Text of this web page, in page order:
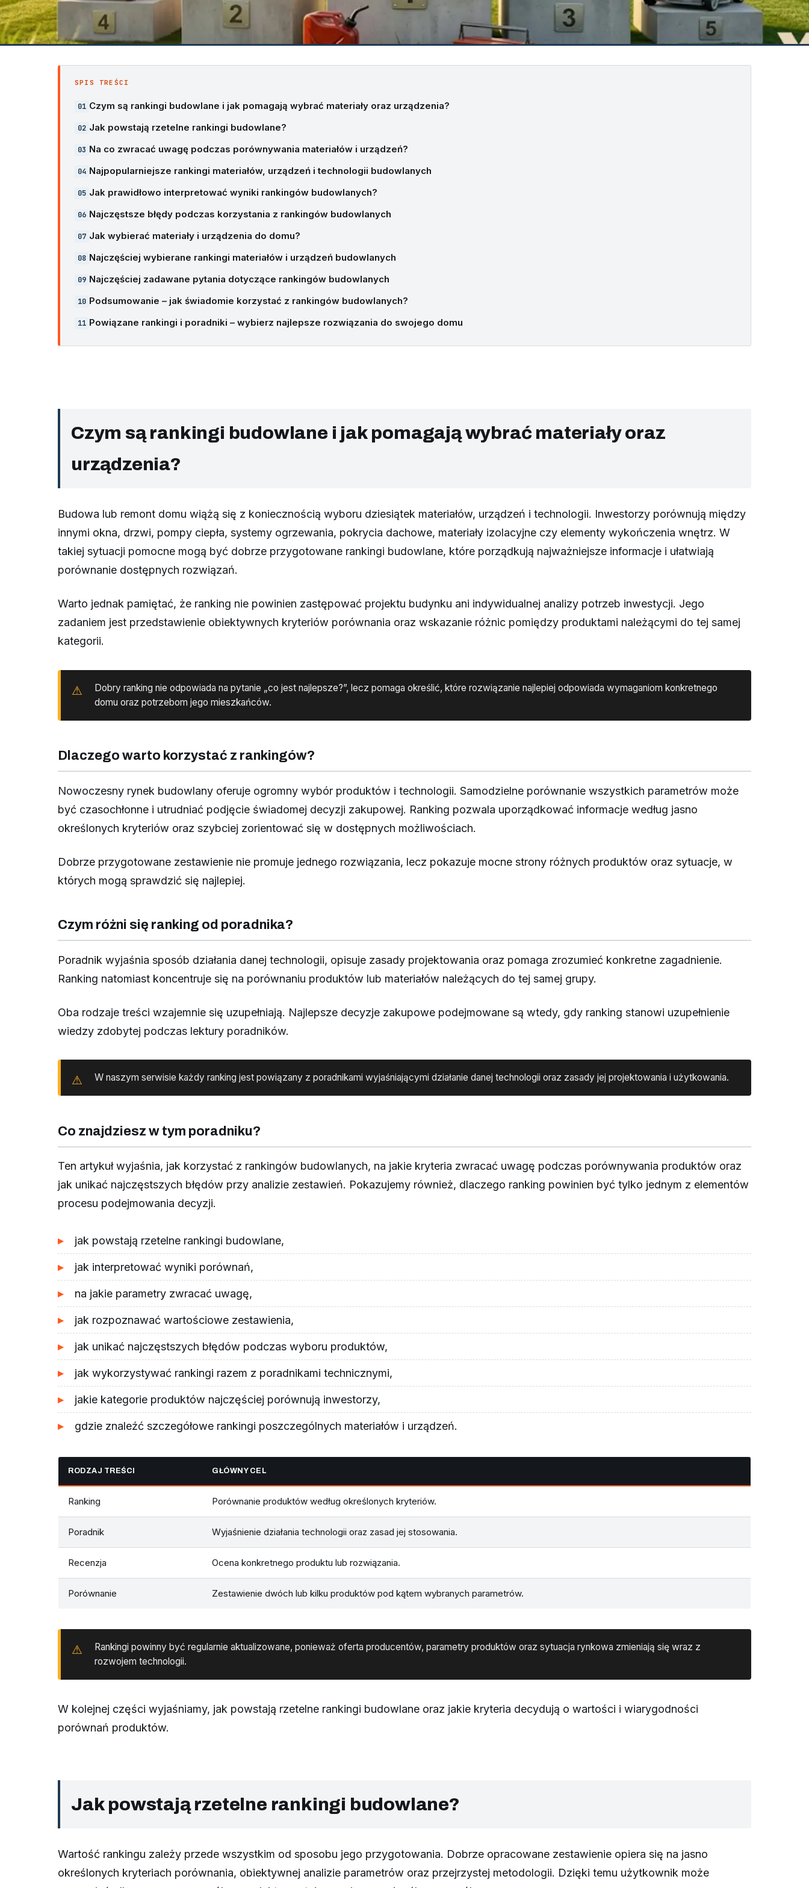
SPIS TREŚCI
Czym są rankingi budowlane i jak pomagają wybrać materiały oraz urządzenia?
Jak powstają rzetelne rankingi budowlane?
Na co zwracać uwagę podczas porównywania materiałów i urządzeń?
Najpopularniejsze rankingi materiałów, urządzeń i technologii budowlanych
Jak prawidłowo interpretować wyniki rankingów budowlanych?
Najczęstsze błędy podczas korzystania z rankingów budowlanych
Jak wybierać materiały i urządzenia do domu?
Najczęściej wybierane rankingi materiałów i urządzeń budowlanych
Najczęściej zadawane pytania dotyczące rankingów budowlanych
Podsumowanie – jak świadomie korzystać z rankingów budowlanych?
Powiązane rankingi i poradniki – wybierz najlepsze rozwiązania do swojego domu
Czym są rankingi budowlane i jak pomagają wybrać materiały oraz
urządzenia?
Budowa lub remont domu wiążą się z koniecznością wyboru dziesiątek materiałów, urządzeń i technologii. Inwestorzy porównują między
innymi okna, drzwi, pompy ciepła, systemy ogrzewania, pokrycia dachowe, materiały izolacyjne czy elementy wykończenia wnętrz. W
takiej sytuacji pomocne mogą być dobrze przygotowane rankingi budowlane, które porządkują najważniejsze informacje i ułatwiają
porównanie dostępnych rozwiązań.
Warto jednak pamiętać, że ranking nie powinien zastępować projektu budynku ani indywidualnej analizy potrzeb inwestycji. Jego
zadaniem jest przedstawienie obiektywnych kryteriów porównania oraz wskazanie różnic pomiędzy produktami należącymi do tej samej
kategorii.
Dobry ranking nie odpowiada na pytanie „co jest najlepsze?”, lecz pomaga określić, które rozwiązanie najlepiej odpowiada wymaganiom konkretnego
domu oraz potrzebom jego mieszkańców.
Dlaczego warto korzystać z rankingów?
Nowoczesny rynek budowlany oferuje ogromny wybór produktów i technologii. Samodzielne porównanie wszystkich parametrów może
być czasochłonne i utrudniać podjęcie świadomej decyzji zakupowej. Ranking pozwala uporządkować informacje według jasno
określonych kryteriów oraz szybciej zorientować się w dostępnych możliwościach.
Dobrze przygotowane zestawienie nie promuje jednego rozwiązania, lecz pokazuje mocne strony różnych produktów oraz sytuacje, w
których mogą sprawdzić się najlepiej.
Czym różni się ranking od poradnika?
Poradnik wyjaśnia sposób działania danej technologii, opisuje zasady projektowania oraz pomaga zrozumieć konkretne zagadnienie.
Ranking natomiast koncentruje się na porównaniu produktów lub materiałów należących do tej samej grupy.
Oba rodzaje treści wzajemnie się uzupełniają. Najlepsze decyzje zakupowe podejmowane są wtedy, gdy ranking stanowi uzupełnienie
wiedzy zdobytej podczas lektury poradników.
W naszym serwisie każdy ranking jest powiązany z poradnikami wyjaśniającymi działanie danej technologii oraz zasady jej projektowania i użytkowania.
Co znajdziesz w tym poradniku?
Ten artykuł wyjaśnia, jak korzystać z rankingów budowlanych, na jakie kryteria zwracać uwagę podczas porównywania produktów oraz
jak unikać najczęstszych błędów przy analizie zestawień. Pokazujemy również, dlaczego ranking powinien być tylko jednym z elementów
procesu podejmowania decyzji.
jak powstają rzetelne rankingi budowlane,
jak interpretować wyniki porównań,
na jakie parametry zwracać uwagę,
jak rozpoznawać wartościowe zestawienia,
jak unikać najczęstszych błędów podczas wyboru produktów,
jak wykorzystywać rankingi razem z poradnikami technicznymi,
jakie kategorie produktów najczęściej porównują inwestorzy,
gdzie znaleźć szczegółowe rankingi poszczególnych materiałów i urządzeń.
RODZAJ TREŚCI GŁÓWNY CEL
Ranking Porównanie produktów według określonych kryteriów.
Poradnik Wyjaśnienie działania technologii oraz zasad jej stosowania.
Recenzja Ocena konkretnego produktu lub rozwiązania.
Porównanie Zestawienie dwóch lub kilku produktów pod kątem wybranych parametrów.
Rankingi powinny być regularnie aktualizowane, ponieważ oferta producentów, parametry produktów oraz sytuacja rynkowa zmieniają się wraz z
rozwojem technologii.
W kolejnej części wyjaśniamy, jak powstają rzetelne rankingi budowlane oraz jakie kryteria decydują o wartości i wiarygodności
porównań produktów.
Jak powstają rzetelne rankingi budowlane?
Wartość rankingu zależy przede wszystkim od sposobu jego przygotowania. Dobrze opracowane zestawienie opiera się na jasno
określonych kryteriach porównania, obiektywnej analizie parametrów oraz przejrzystej metodologii. Dzięki temu użytkownik może